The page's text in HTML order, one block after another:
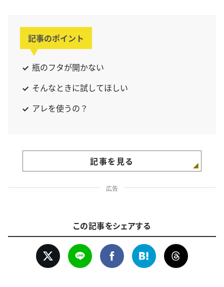
記事のポイント
瓶のフタが開かない
そんなときに試してほしい
アレを使うの？
記事を見る
広告
この記事をシェアする